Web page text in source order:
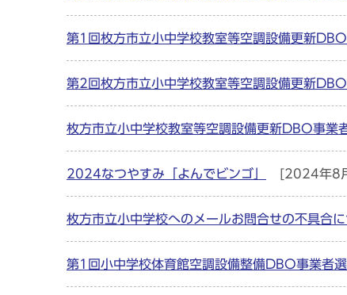
第1回枚方市立小中学校教室等空調設備更新
第2回枚方市立小中学校教室等空調設備更新
枚方市立小中学校教室等空調設備更新DBO事業
2024なつやすみ「よんでビンゴ」 [2024年8
枚方市立小中学校へのメールお問合せの不具合
第1回小中学校体育館空調設備整備DBO事業者